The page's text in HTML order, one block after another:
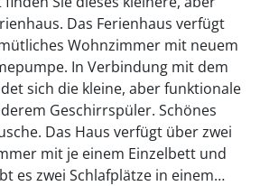
Das Ferienhaus verfügt
Wohnzimmer mit neuem
In Verbindung mit dem
sich die kleine, aber funktionale
Geschirrspüler. Schönes
Das Haus verfügt über zwei
mit je einem Einzelbett und
es zwei Schlafplätze in einem